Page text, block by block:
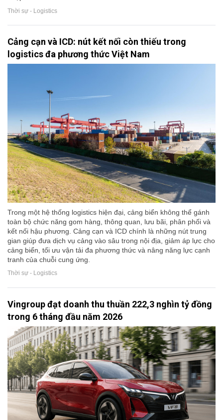
Thời sự - Logistics
Cảng cạn và ICD: nút kết nối còn thiếu trong
logistics đa phương thức Việt Nam
Trong một hệ thống logistics hiện đại, cảng biển không thể gánh
toàn bộ chức năng gom hàng, thông quan, lưu bãi, phân phối và
kết nối hậu phương. Cảng cạn và ICD chính là những nút trung
gian giúp đưa dịch vụ cảng vào sâu trong nội địa, giảm áp lực cho
cảng biển, tối ưu vận tải đa phương thức và nâng năng lực cạnh
tranh của chuỗi cung ứng.
Thời sự - Logistics
Vingroup đạt doanh thu thuần 222,3 nghìn tỷ đồng
trong 6 tháng đầu năm 2026